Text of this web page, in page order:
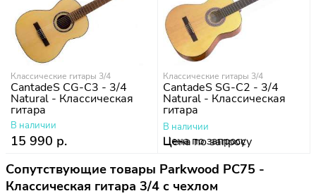
Классические гитары 3/4
CantadeS CG-C3 - 3/4
Natural - Классическая
гитара
В наличии
15 990 р.
Классические гитары 3/4
CantadeS SG-C2 - 3/4
Natural - Классическая
гитара
В наличии
Цена по запросу
Сопутствующие товары Parkwood PC75 -
Классическая гитара 3/4 с чехлом